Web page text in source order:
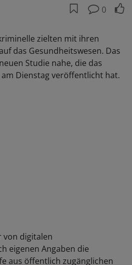
0
zielten mit ihren
das Gesundheitswesen. Das
Studie nahe, die das
Dienstag veröffentlicht hat.
von digitalen
eigenen Angaben die
aus öffentlich zugänglichen